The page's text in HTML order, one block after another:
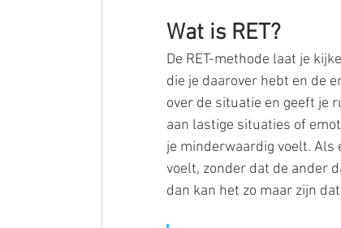
Wat is RET?
De RET-methode laat je
die je daarover hebt en de
over de situatie en geeft je
aan lastige situaties of
je minderwaardig voelt.
voelt, zonder dat de ander
dan kan het zo maar zijn